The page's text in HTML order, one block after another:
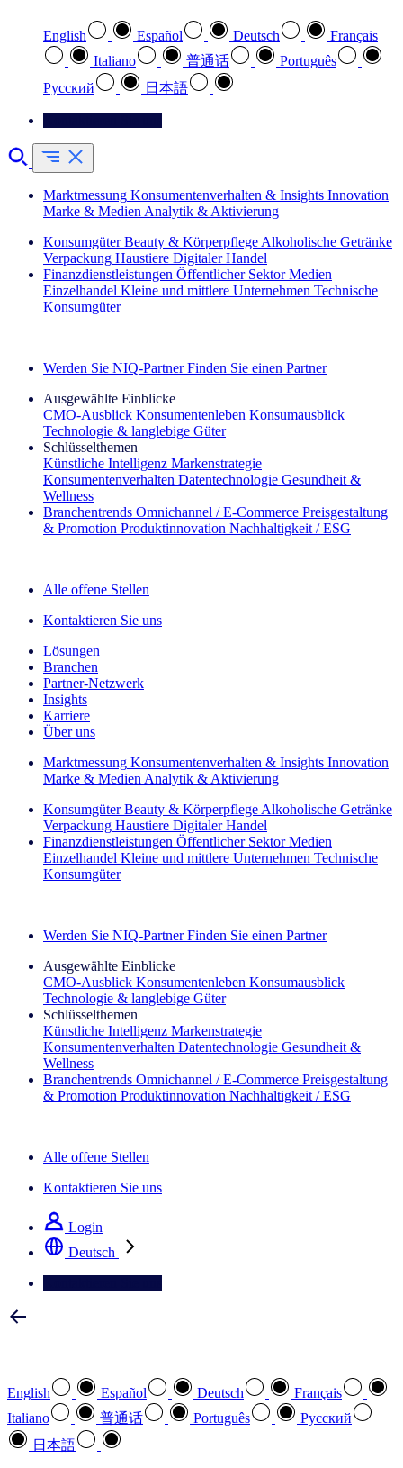
English Español Deutsch
Français
Italiano
普通话
Português
Pусский
日本語
Marktmessung Konsumentenverhalten & Insights Innovation
Marke & Medien Analytik & Aktivierung
Konsumgüter Beauty & Körperpflege Alkoholische Getränke
Verpackung Haustiere Digitaler Handel
Finanzdienstleistungen Öffentlicher Sektor Medien
Einzelhandel Kleine und mittlere Unternehmen Technische
Konsumgüter
Werden Sie NIQ-Partner Finden Sie einen Partner
Ausgewählte Einblicke
CMO‑Ausblick Konsumentenleben Konsumausblick
Technologie & langlebige Güter
Schlüsselthemen
Künstliche Intelligenz Markenstrategie
Konsumentenverhalten Datentechnologie Gesundheit &
Wellness
Branchentrends Omnichannel / E‑Commerce Preisgestaltung
& Promotion Produktinnovation Nachhaltigkeit / ESG
Alle offene Stellen
Kontaktieren Sie uns
Lösungen
Branchen
Partner-Netzwerk
Insights
Karriere
Über uns
Marktmessung Konsumentenverhalten & Insights Innovation
Marke & Medien Analytik & Aktivierung
Konsumgüter Beauty & Körperpflege Alkoholische Getränke
Verpackung Haustiere Digitaler Handel
Finanzdienstleistungen Öffentlicher Sektor Medien
Einzelhandel Kleine und mittlere Unternehmen Technische
Konsumgüter
Werden Sie NIQ-Partner Finden Sie einen Partner
Ausgewählte Einblicke
CMO‑Ausblick Konsumentenleben Konsumausblick
Technologie & langlebige Güter
Schlüsselthemen
Künstliche Intelligenz Markenstrategie
Konsumentenverhalten Datentechnologie Gesundheit &
Wellness
Branchentrends Omnichannel / E‑Commerce Preisgestaltung
& Promotion Produktinnovation Nachhaltigkeit / ESG
Alle offene Stellen
Kontaktieren Sie uns
Login
Deutsch
English Español Deutsch
Français
Italiano
普通话 Português
Pусский
日本語